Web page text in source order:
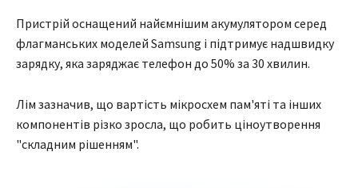
Пристрій оснащений найємнішим акумулятором серед
флагманських моделей Samsung і підтримує надшвидку
зарядку, яка заряджає телефон до 50% за 30 хвилин.
Лім зазначив, що вартість мікросхем пам'яті та інших
компонентів різко зросла, що робить ціноутворення
"складним рішенням".